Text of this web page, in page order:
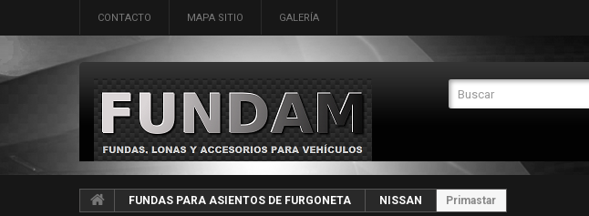
CONTACTO MAPA SITIO GALERÍA
FUNDAS PARA ASIENTOS DE FURGONETA NISSAN Primastar